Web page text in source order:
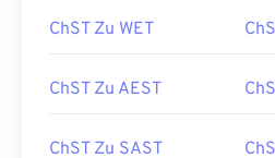
ChST Zu WET
ChST Zu AEST
ChST Zu SAST